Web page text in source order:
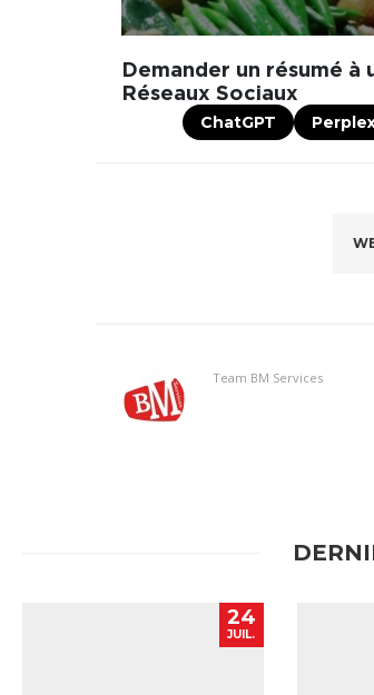
Demander un résumé à
Réseaux Sociaux
ChatGPT
Team BM Services
24
JUIL.